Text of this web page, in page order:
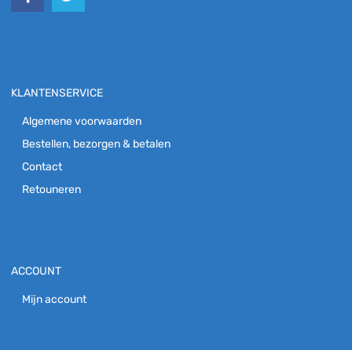
KLANTENSERVICE
Algemene voorwaarden
Bestellen, bezorgen & betalen
Contact
Retouneren
ACCOUNT
Mijn account